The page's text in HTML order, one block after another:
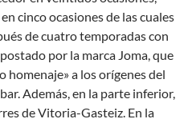
cinco ocasiones de las cuales
de cuatro temporadas con
por la marca Joma, que
homenaje» a los orígenes del
Además, en la parte inferior,
de Vitoria-Gasteiz. En la